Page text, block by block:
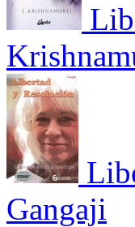
Gangaji